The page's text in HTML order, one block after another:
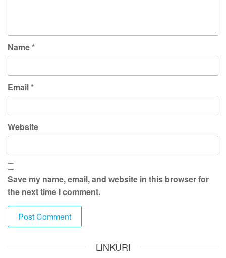
Name*
Email*
Website
Save my name, email, and website in this browser for
the next time I comment.
LINKURI